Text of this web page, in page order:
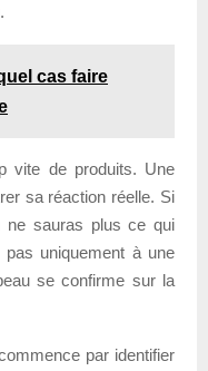
cas faire
vite de produits. Une
sa réaction réelle. Si
sauras plus ce qui
uniquement à une
se confirme sur la
par identifier